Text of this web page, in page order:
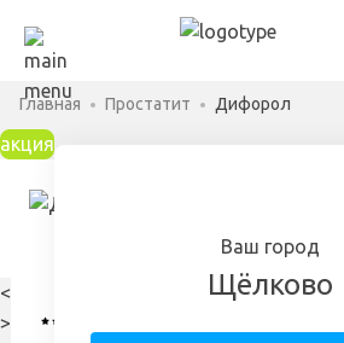
Ваш город
Щёлково
Главная Простатит Дифорол
акция
<
>